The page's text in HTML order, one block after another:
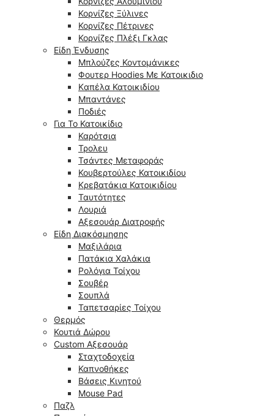
Κορνίζες Ξύλινες
Κορνίζες Πέτρινες
Κορνίζες Πλέξι Γκλας
Είδη Ένδυσης
Μπλούζες Κοντομάνικες
Φουτερ Hoodies Με Κατοικιδιο
Kαπέλα Κατοικιδίου
Μπαντάνες
Ποδιές
Για Το Κατοικίδιο
Καρότσια
Τρολευ
Τσάντες Μεταφοράς
Κουβερτούλες Κατοικιδίου
Κρεβατάκια Κατοικιδίου
Ταυτότητες
Λουριά
Αξεσουάρ Διατροφής
Είδη Διακόσμησης
Μαξιλάρια
Πατάκια Χαλάκια
Ρολόγια Τοίχου
Σουβέρ
Σουπλά
Ταπετσαρίες Τοίχου
Θερμός
Κουτιά Δώρου
Custom Αξεσουάρ
Σταχτοδοχεία
Καπνοθήκες
Βάσεις Κινητού
Mouse Pad
Παζλ